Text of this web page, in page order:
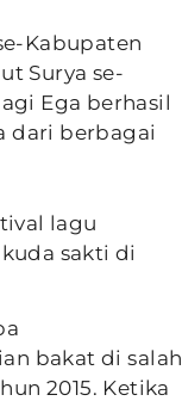
Kabupaten
Surya se-
Ega berhasil
dari berbagai
lagu
sakti di
bakat di salah
2015. Ketika